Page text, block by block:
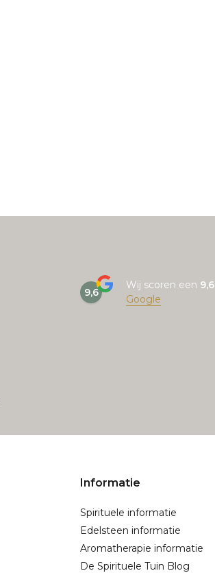
9,6
Wij scoren een 9,6
Google
Informatie
Spirituele informatie
Edelsteen informatie
Aromatherapie informatie
De Spirituele Tuin Blog